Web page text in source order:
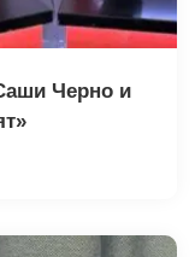
Черно и